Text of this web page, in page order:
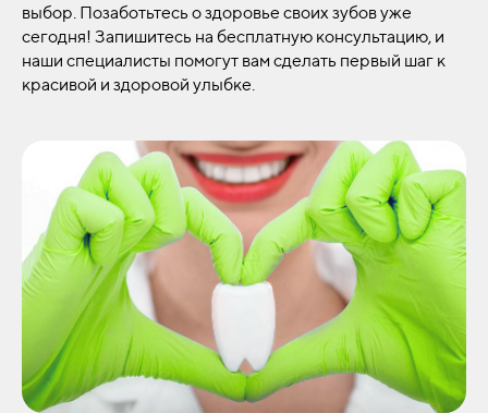
выбор. Позаботьтесь о здоровье своих зубов уже
сегодня! Запишитесь на бесплатную консультацию, и
наши специалисты помогут вам сделать первый шаг к
красивой и здоровой улыбке.